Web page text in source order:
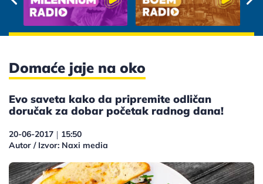
Domaće jaje na oko
Evo saveta kako da pripremite odličan
doručak za dobar početak radnog dana!
20-06-2017 | 15:50
Autor / Izvor: Naxi media